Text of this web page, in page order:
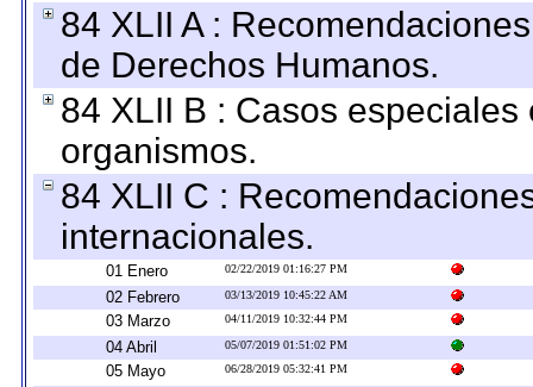
84 XLII A :
de Derechos Humanos.
84 XLII B : Casos
organismos.
84 XLII C :
internacionales.
01 Enero 02/22/2019 01:16:27 PM
02 Febrero 03/13/2019 10:45:22 AM
03 Marzo 04/11/2019 10:32:44 PM
04 Abril 05/07/2019 01:51:02 PM
05 Mayo 06/28/2019 05:32:41 PM